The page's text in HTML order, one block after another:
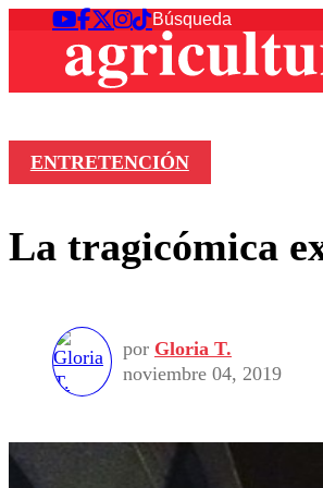
ENTRETENCIÓN
La tragicómica
por Gloria T.
noviembre 04, 2019